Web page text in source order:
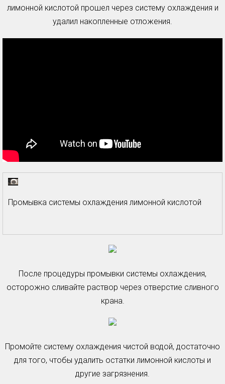
лимонной кислотой прошел через систему охлаждения и
удалил накопленные отложения.
Промывка системы охлаждения лимонной кислотой
После процедуры промывки системы охлаждения,
осторожно сливайте раствор через отверстие сливного
крана.
Промойте систему охлаждения чистой водой, достаточно
для того, чтобы удалить остатки лимонной кислоты и
другие загрязнения.